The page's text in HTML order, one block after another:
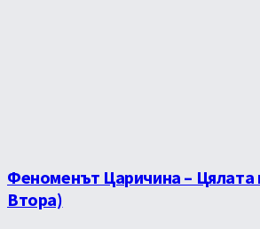
Феноменът Царичина – Цялата
Втора)